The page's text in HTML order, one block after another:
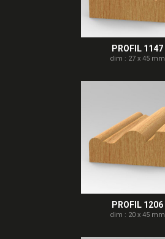
PROFIL 1147
dim : 27 x 45 mm
PROFIL 1206
dim : 20 x 45 mm